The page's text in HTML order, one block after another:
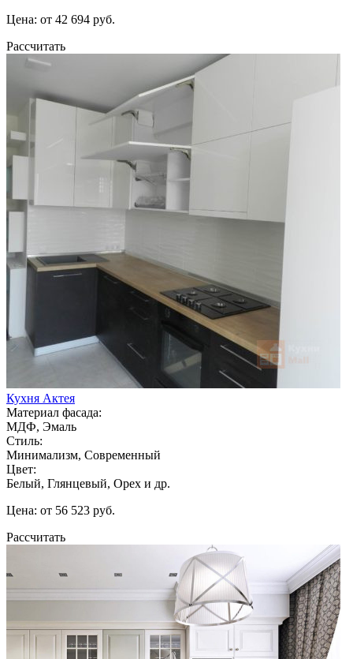
Цена: от 42 694 руб.
Рассчитать
Кухня Актея
Материал фасада:
МДФ, Эмаль
Стиль:
Минимализм, Современный
Цвет:
Белый, Глянцевый, Орех и др.
Цена: от 56 523 руб.
Рассчитать